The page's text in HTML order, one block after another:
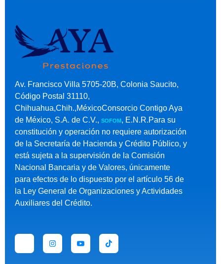
Av. Francisco Villa 5705-20B, Colonia Saucito,
Código Postal 31110,
Chihuahua,Chih.,MéxicoConsorcio Contigo Aya
de México, S.A. de C.V., SOFOM , E.N.R.Para su
constitución y operación no requiere autorización
de la Secretaría de Hacienda y Crédito Público, y
está sujeta a la supervisión de la Comisión
Nacional Bancaria y de Valores, únicamente
para efectos de lo dispuesto por el artículo 56 de
la Ley General de Organizaciones y Actividades
Auxiliares del Crédito.